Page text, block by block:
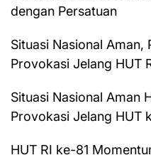
dengan Persatuan
Situasi Nasional Aman,
Provokasi Jelang HUT
Situasi Nasional Aman
Provokasi Jelang HUT
HUT RI ke-81